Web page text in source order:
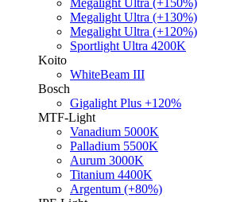
Megalight Ultra (+150%)
Megalight Ultra (+130%)
Megalight Ultra (+120%)
Sportlight Ultra 4200K
Koito
WhiteBeam III
Bosch
Gigalight Plus +120%
MTF-Light
Vanadium 5000K
Palladium 5500K
Aurum 3000K
Titanium 4400K
Argentum (+80%)